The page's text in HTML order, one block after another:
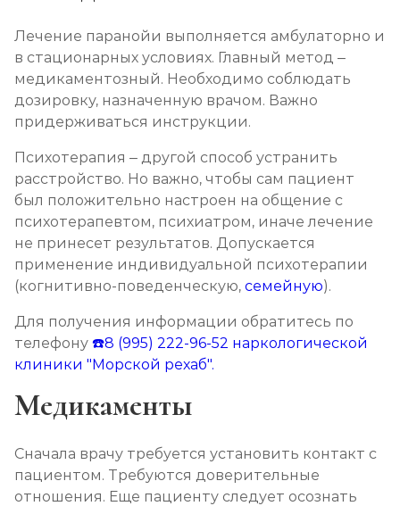
Лечение паранойи выполняется амбулаторно и
в стационарных условиях. Главный метод –
медикаментозный. Необходимо соблюдать
дозировку, назначенную врачом. Важно
придерживаться инструкции.
Психотерапия – другой способ устранить
расстройство. Но важно, чтобы сам пациент
был положительно настроен на общение с
психотерапевтом, психиатром, иначе лечение
не принесет результатов. Допускается
применение индивидуальной психотерапии
(когнитивно-поведенческую, семейную).
Для получения информации обратитесь по
телефону ☎️8 (995) 222-96-52 наркологической
клиники "Морской рехаб".
Медикаменты
Сначала врачу требуется установить контакт с
пациентом. Требуются доверительные
отношения. Еще пациенту следует осознать